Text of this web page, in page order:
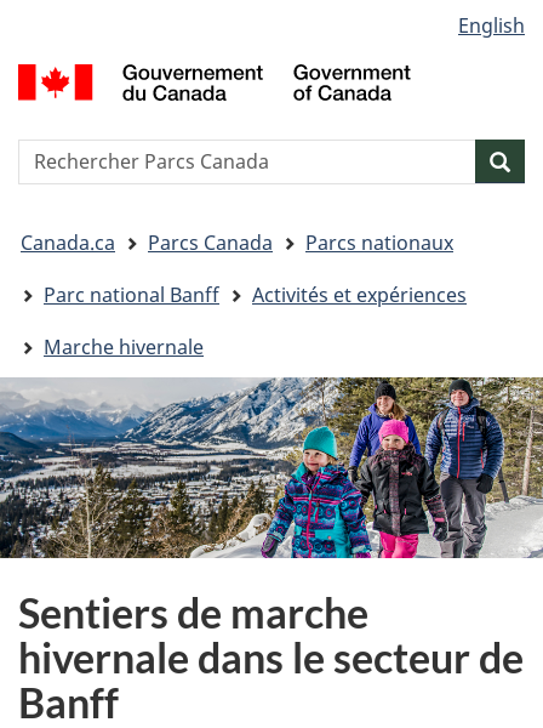
au
contenu
« Au
du
la
HTML
de
la
langue
English
Reserche
êtes
ici&nbsp;:
Canada.ca Parcs Canada
Parcs nationaux
Parc national Banff
Activités et expériences
Marche hivernale
Sentiers de marche
hivernale dans le secteur de
Banff